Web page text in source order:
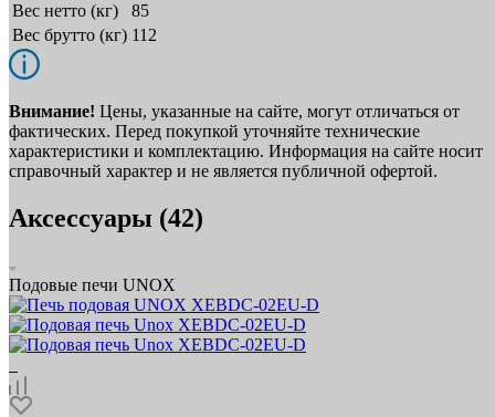
Вес нетто (кг)
85
Вес брутто (кг) 112
Внимание! Цены, указанные на сайте, могут отличаться от
фактических. Перед покупкой уточняйте технические
характеристики и комплектацию. Информация на сайте носит
справочный характер и не является публичной офертой.
Аксессуары (42)
Подовые печи UNOX